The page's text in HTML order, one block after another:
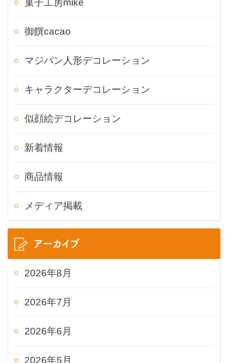
御饌cacao
マジパン人形デコレーション
キャラクターデコレーション
似顔絵デコレーション
新着情報
商品情報
メディア掲載
アーカイブ
2026年8月
2026年7月
2026年6月
2026年5月